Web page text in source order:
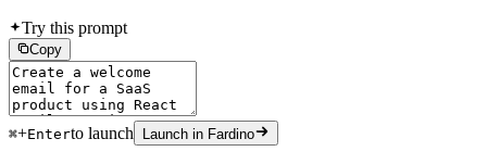
Try this prompt
Copy
⌘+Enterto launch Launch in Fardino